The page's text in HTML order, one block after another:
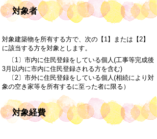
対象者
対象建築物を所有する方で、次の【1】または【2】
に該当する方を対象とします。
〔1〕市内に住民登録をしている個人(工事等完成後
3月以内に市内に住民登録される方を含む)
〔2〕市外に住民登録をしている個人(相続により対
象の空き家等を所有するに至った者に限る）
対象経費